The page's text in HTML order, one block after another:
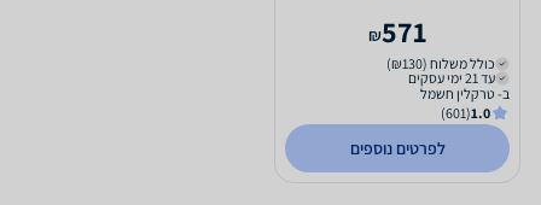
571
₪
כולל משלוח (₪130)
עד 21 ימי עסקים
ב- טרקלין חשמל
1.0
(601)
לפרטים נוספים